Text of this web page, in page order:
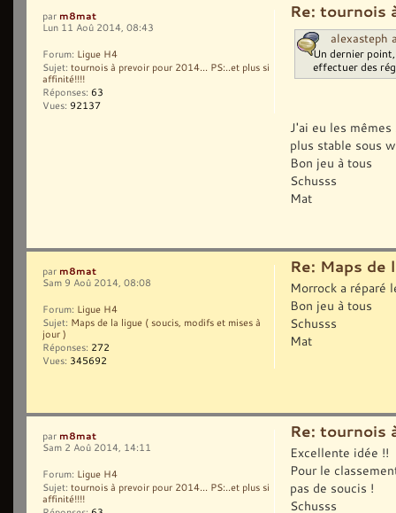
Re: tournois
alexasteph
Un dernier
effectuer des
J'ai eu les
plus stable sous
Bon jeu à tous
Schusss
Mat
par m8mat
Lun 11 Aoû 2014, 08:43
Forum: Ligue H4
Sujet: tournois à prevoir pour 2014... PS:..et plus si
affinité!!!!
Réponses: 63
Vues: 92137
Re: Maps de
Morrock a réparé
Bon jeu à tous
Schusss
Mat
par m8mat
Sam 9 Aoû 2014, 08:08
Forum: Ligue H4
Sujet: Maps de la ligue ( soucis, modifs et mises à
jour )
Réponses: 272
Vues: 345692
Re: tournois
Excellente idée !!
Pour le
pas de soucis !
Schusss
par m8mat
Sam 2 Aoû 2014, 14:11
Forum: Ligue H4
Sujet: tournois à prevoir pour 2014... PS:..et plus si
affinité!!!!